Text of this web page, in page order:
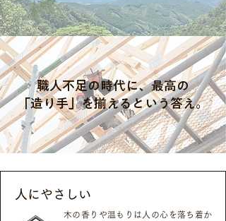
職人不足の時代に、最高の
「造り手」を揃えるという答え。
人にやさしい
木の香りや温もりは人の心を落ち着か